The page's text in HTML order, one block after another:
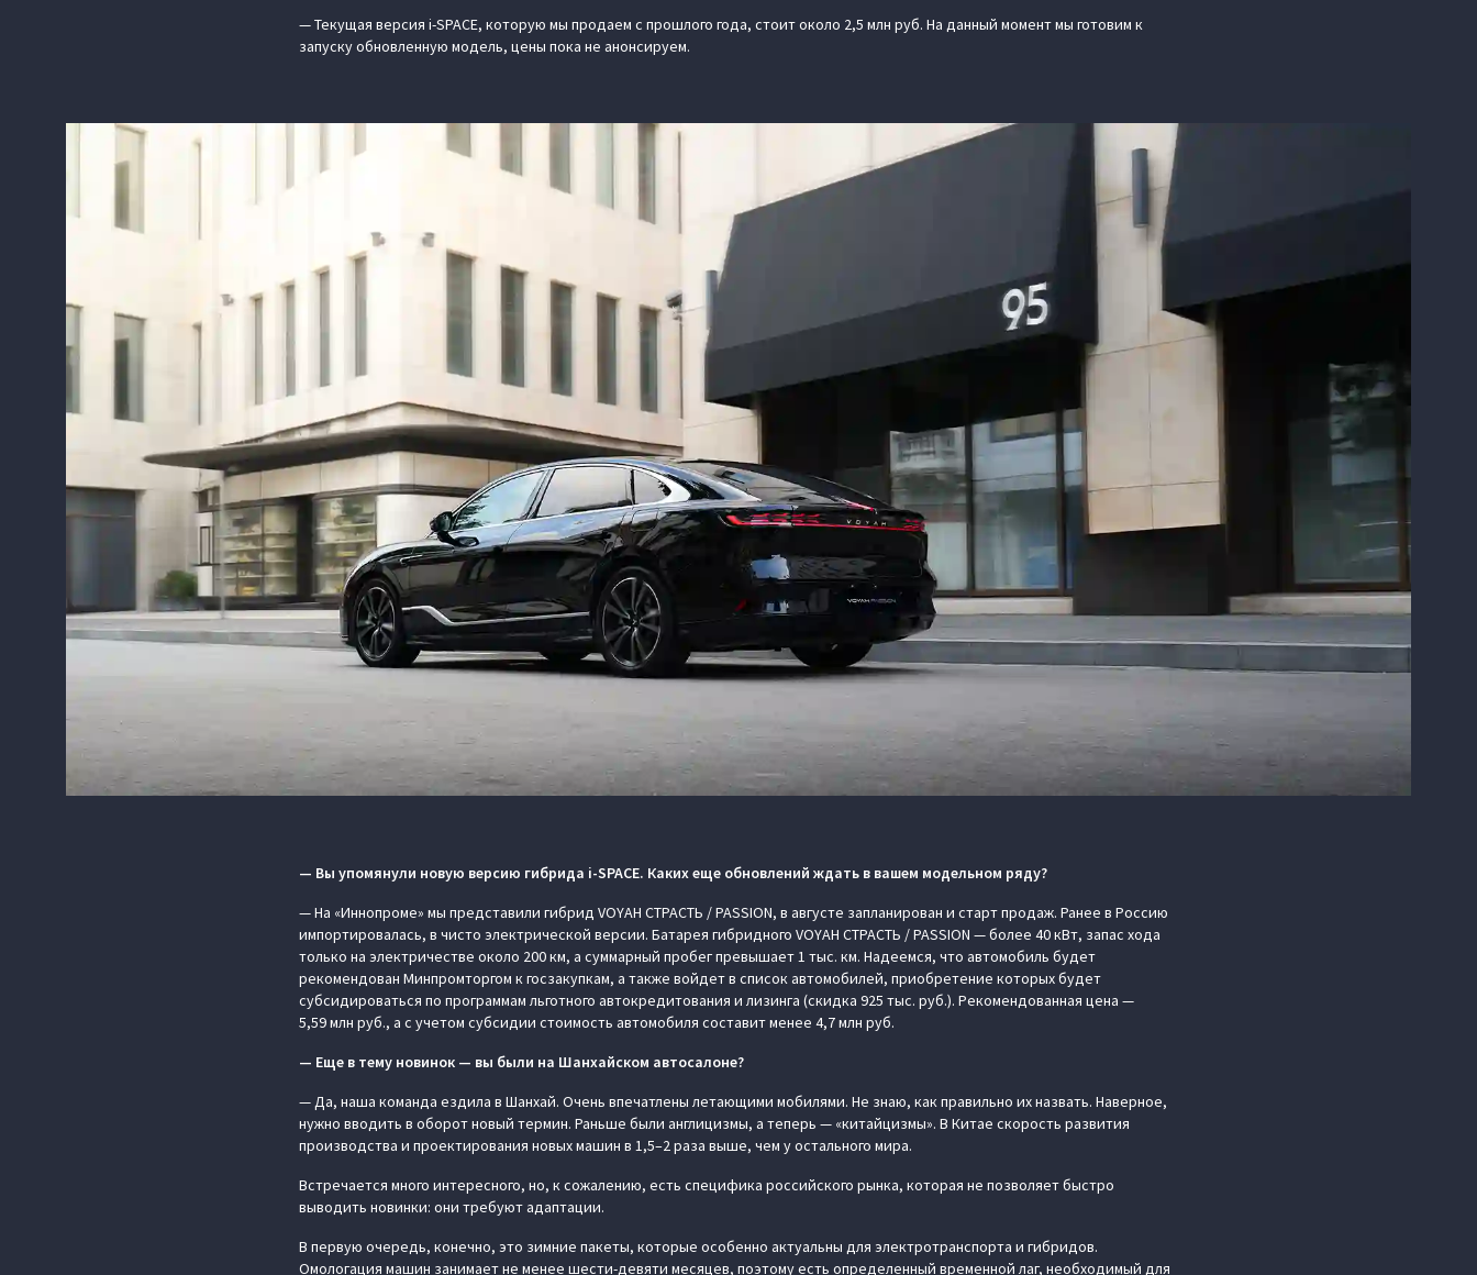
— Текущая версия i-SPACE, которую мы продаем с прошлого года, стоит около 2,5 млн руб. На данный момент мы готовим к
запуску обновленную модель, цены пока не анонсируем.
— Вы упомянули новую версию гибрида i-SPACE. Каких еще обновлений ждать в вашем модельном ряду?
— На «Иннопроме» мы представили гибрид VOYAH СТРАСТЬ / PASSION, в августе запланирован и старт продаж. Ранее в Россию
импортировалась, в чисто электрической версии. Батарея гибридного VOYAH СТРАСТЬ / PASSION — более 40 кВт, запас хода
только на электричестве около 200 км, а суммарный пробег превышает 1 тыс. км. Надеемся, что автомобиль будет
рекомендован Минпромторгом к госзакупкам, а также войдет в список автомобилей, приобретение которых будет
субсидироваться по программам льготного автокредитования и лизинга (скидка 925 тыс. руб.). Рекомендованная цена —
5,59 млн руб., а с учетом субсидии стоимость автомобиля составит менее 4,7 млн руб.
— Еще в тему новинок — вы были на Шанхайском автосалоне?
— Да, наша команда ездила в Шанхай. Очень впечатлены летающими мобилями. Не знаю, как правильно их назвать. Наверное,
нужно вводить в оборот новый термин. Раньше были англицизмы, а теперь — «китайцизмы». В Китае скорость развития
производства и проектирования новых машин в 1,5–2 раза выше, чем у остального мира.
Встречается много интересного, но, к сожалению, есть специфика российского рынка, которая не позволяет быстро
выводить новинки: они требуют адаптации.
В первую очередь, конечно, это зимние пакеты, которые особенно актуальны для электротранспорта и гибридов.
Омологация машин занимает не менее шести-девяти месяцев, поэтому есть определенный временной лаг, необходимый для